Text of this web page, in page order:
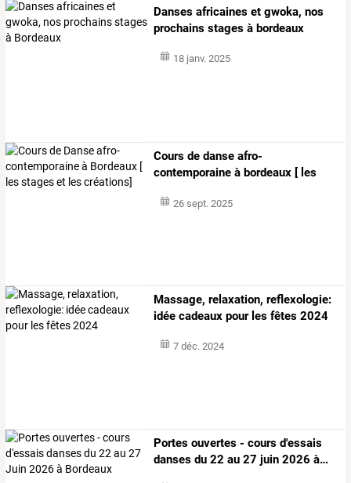
Danses africaines et gwoka, nos
prochains stages à bordeaux
18 janv. 2025
Cours de danse afro-
contemporaine à bordeaux [ les
26 sept. 2025
Massage, relaxation, reflexologie:
idée cadeaux pour les fêtes 2024
7 déc. 2024
Portes ouvertes - cours d'essais
danses du 22 au 27 juin 2026 à…